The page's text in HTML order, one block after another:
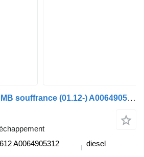
Pot d'échappement MB souffrance (01.12-) A0064905612 pour camion Mercedes-Benz Actros MP4 Antos Arocs (2012-)
A0064905312
diesel